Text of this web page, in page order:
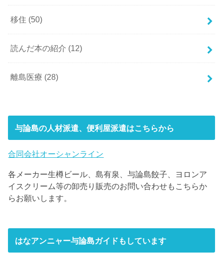
移住 (50)
読んだ本の紹介 (12)
離島医療 (28)
与論島の人材派遣、便利屋派遣はこちらから
合同会社オーシャンライン
各メーカー生樽ビール、島有泉、与論島餃子、ヨロンア
イスクリーム等の卸売り販売のお問い合わせもこちらか
らお願いします。
はなアンニャー与論島ガイドもしています